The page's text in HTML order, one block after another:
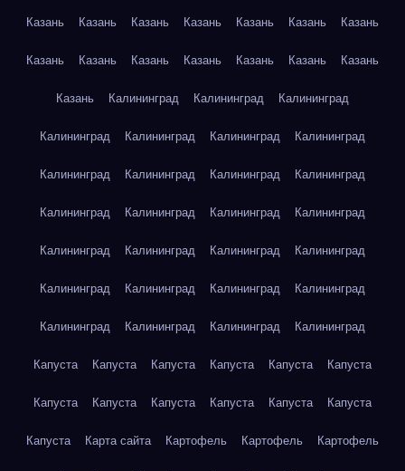
Казань Казань Казань Казань Казань Казань Казань
Казань Казань Казань Казань Казань Казань Казань
Казань Калининград Калининград Калининград
Калининград Калининград Калининград Калининград
Калининград Калининград Калининград Калининград
Калининград Калининград Калининград Калининград
Калининград Калининград Калининград Калининград
Калининград Калининград Калининград Калининград
Калининград Калининград Калининград Калининград
Капуста Капуста Капуста Капуста Капуста Капуста
Капуста Капуста Капуста Капуста Капуста Капуста
Капуста Карта сайта Картофель Картофель Картофель